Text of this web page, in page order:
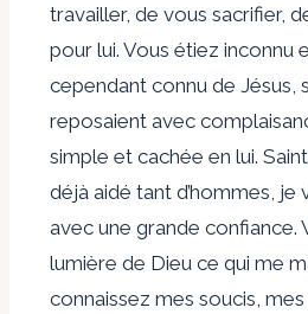
travailler, de vous sacrifier,
pour lui. Vous étiez inconnu
cependant connu de Jésus,
reposaient avec
simple et cachée en lui.
déjà aidé tant d’hommes, je
avec une grande confiance.
lumière de Dieu ce qui me
connaissez mes soucis,